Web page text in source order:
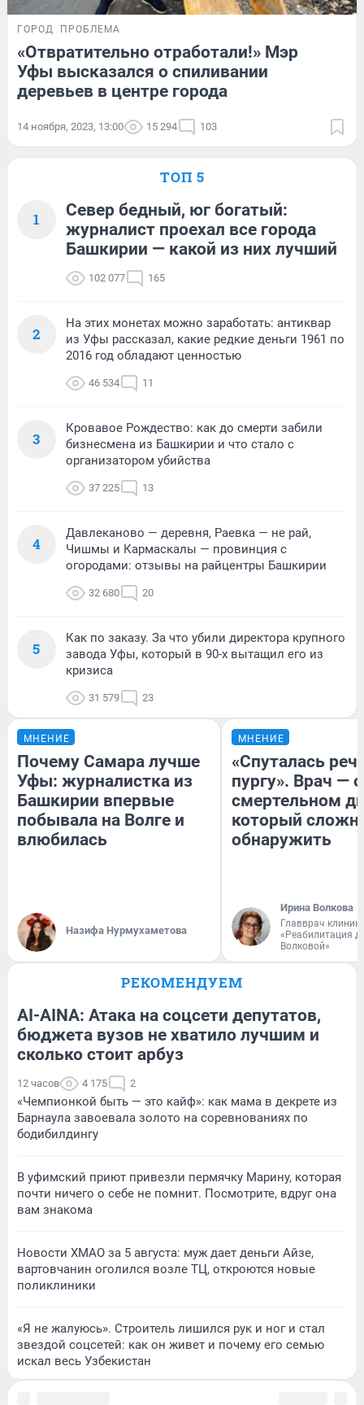
ГОРОД ПРОБЛЕМА
«Отвратительно отработали!» Мэр
Уфы высказался о спиливании
деревьев в центре города
14 ноября, 2023, 13:00 15 294 103
ТОП 5
1
Север бедный, юг богатый:
журналист проехал все города
Башкирии — какой из них лучший
102 077 165
2
На этих монетах можно заработать: антиквар
из Уфы рассказал, какие редкие деньги 1961 по
2016 год обладают ценностью
46 534 11
3
Кровавое Рождество: как до смерти забили
бизнесмена из Башкирии и что стало с
организатором убийства
37 225 13
4
Давлеканово — деревня, Раевка — не рай,
Чишмы и Кармаскалы — провинция с
огородами: отзывы на райцентры Башкирии
32 680 20
5
Как по заказу. За что убили директора крупного
завода Уфы, который в 90-х вытащил его из
кризиса
31 579 23
МНЕНИЕ
Почему Самара лучше
Уфы: журналистка из
Башкирии впервые
побывала на Волге и
влюбилась
Назифа Нурмухаметова
МНЕНИЕ
«Спуталась
пургу». Врач — о
смертельном
который
обнаружить
Ирина Волкова
Главврач
«Реабилитация
Волковой»
РЕКОМЕНДУЕМ
AI-AINA: Атака на соцсети депутатов,
бюджета вузов не хватило лучшим и
сколько стоит арбуз
12 часов 4 175 2
«Чемпионкой быть — это кайф»: как мама в декрете из
Барнаула завоевала золото на соревнованиях по
бодибилдингу
В уфимский приют привезли пермячку Марину, которая
почти ничего о себе не помнит. Посмотрите, вдруг она
вам знакома
Новости ХМАО за 5 августа: муж дает деньги Айзе,
вартовчанин оголился возле ТЦ, откроются новые
поликлиники
«Я не жалуюсь». Строитель лишился рук и ног и стал
звездой соцсетей: как он живет и почему его семью
искал весь Узбекистан